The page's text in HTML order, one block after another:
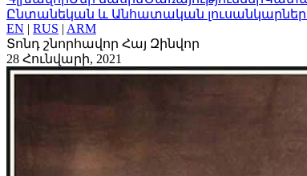
Ընտանեկան և Անհատական լուսանկարներ
EN | RUS | ARM
Տոնդ շնորհավոր Հայ Զինվոր
28 Հունվարի, 2021